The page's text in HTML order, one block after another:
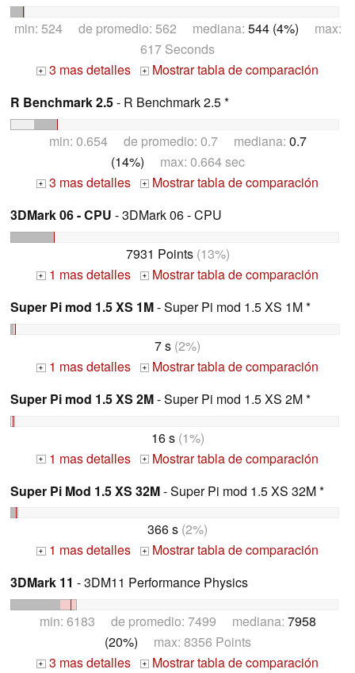
min: 524 de promedio: 562 mediana: 544 (4%) max:
617 Seconds
+ 3 mas detalles +
Mostrar tabla de comparación
R Benchmark 2.5- R Benchmark 2.5 *
min: 0.654 de promedio: 0.7 mediana: 0.7
(14%) max: 0.664 sec
+ 3 mas detalles +
Mostrar tabla de comparación
3DMark 06 - CPU - 3DMark 06 - CPU
7931 Points(13%)
+ 1 mas detalles +
Mostrar tabla de comparación
Super Pi mod 1.5 XS 1M- Super Pi mod 1.5 XS 1M *
7 s (2%)
+ 1 mas detalles +
Mostrar tabla de comparación
Super Pi mod 1.5 XS 2M- Super Pi mod 1.5 XS 2M *
16 s(1%)
+ 1 mas detalles +
Mostrar tabla de comparación
Super Pi Mod 1.5 XS 32M- Super Pi mod 1.5 XS 32M *
366 s (2%)
+ 1 mas detalles +
Mostrar tabla de comparación
3DMark 11 - 3DM11 Performance Physics
min: 6183 de promedio: 7499 mediana: 7958
(20%) max: 8356 Points
+ 3 mas detalles +
Mostrar tabla de comparación